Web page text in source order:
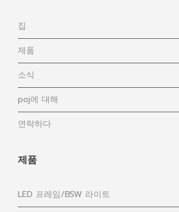
집
제품
소식
poj에 대해
연락하다
제품
LED 프레임/BSW 라이트